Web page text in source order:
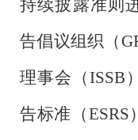
持续披露准则
告倡议组织（
理事会（ISSB
告标准（